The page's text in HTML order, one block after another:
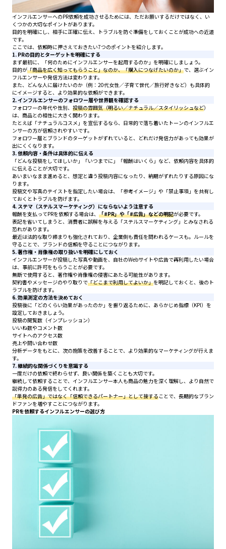
インフルエンサーへのPR依頼を成功させるためには、ただお願いするだけではなく、い
くつかの大切なポイントがあります。
目的を明確にし、相手に正確に伝え、トラブルを防ぐ準備をしておくことが成功への近道
です。
ここでは、依頼時に押さえておきたい7つのポイントを紹介します。
1. PRの目的とターゲットを明確にする
まず最初に、「何のためにインフルエンサーを起用するのか」を明確にしましょう。
目的が「商品を広く知ってもらうこと」なのか、「購入につなげたいのか」で、選ぶイン
フルエンサーや発信方法は変わります。
また、どんな人に届けたいのか（例：20代女性／子育て世代／旅行好きなど）も具体的
にイメージすると、より効果的な依頼ができます。
2. インフルエンサーのフォロワー層や世界観を確認する
フォロワーの年代や性別、 投稿の雰囲気（明るい／ナチュラル／スタイリッシュなど）
は、商品との相性に大きく関わります。
たとえば「ナチュラルコスメ」を宣伝するなら、日常的で落ち着いたトーンのインフルエ
ンサーの方が信頼されやすいです。
フォロワー層とブランドのターゲットがずれていると、どれだけ発信力があっても効果が
出にくくなります。
3. 依頼内容・条件は具体的に伝える
「どんな投稿をしてほしいか」「いつまでに」「報酬はいくら」など、依頼内容を具体的
に伝えることが大切です。
あいまいなまま進めると、想定と違う投稿内容になったり、納期がずれたりする原因にな
ります。
投稿文や写真のテイストを指定したい場合は、「参考イメージ」や「禁止事項」を共有し
ておくとトラブルを防げます。
4. ステマ（ステルスマーケティング）にならないよう注意する
報酬を支払ってPRを依頼する場合は、 「#PR」や「#広告」などの明記が必要です。
表記を省いてしまうと、消費者に誤解を与える「ステルスマーケティング」とみなされる
恐れがあります。
最近は法的な取り締まりも強化されており、企業側も責任を問われるケースも。ルールを
守ることで、ブランドの信頼を守ることにつながります。
5. 著作権・肖像権の取り扱いを明確にしておく
インフルエンサーが投稿した写真や動画を、自社のWebサイトや広告で再利用したい場合
は、事前に許可をもらうことが必要です。
無断で使用すると、著作権や肖像権の侵害にあたる可能性があります。
契約書やメッセージのやり取りで「どこまで利用してよいか」を明記しておくと、後のト
ラブルを防げます。
6. 効果測定の方法を決めておく
投稿後に「どのくらい効果があったのか」を振り返るために、あらかじめ指標（KPI）を
設定しておきましょう。
投稿の閲覧数（インプレッション）
いいね数やコメント数
サイトへのアクセス数
売上や問い合わせ数
分析データをもとに、次の施策を改善することで、より効果的なマーケティングが行えま
す。
7. 継続的な関係づくりを意識する
一度だけの依頼で終わらせず、良い関係を築くことも大切です。
継続して依頼することで、インフルエンサー本人も商品の魅力を深く理解し、より自然で
説得力のある発信をしてくれます。
「単発の広告」ではなく「信頼できるパートナー」として接することで、長期的なブラン
ドファンを増やすことにつながります。
PRを依頼するインフルエンサーの選び方